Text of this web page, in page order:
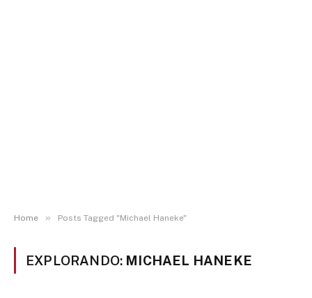
Home » Posts Tagged "Michael Haneke"
EXPLORANDO: MICHAEL HANEKE